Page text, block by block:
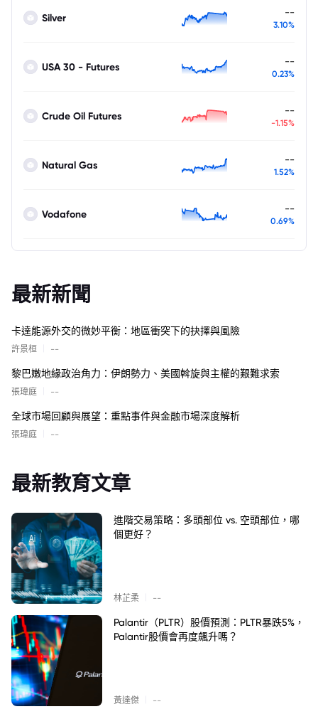
Silver --
3.10%
USA 30 - Futures --
0.23%
Crude Oil Futures --
-1.15%
Natural Gas --
1.52%
Vodafone --
0.69%
最新新聞
卡達能源外交的微妙平衡：地區衝突下的抉擇與風險
許景桓 --
黎巴嫩地緣政治角力：伊朗勢力、美國斡旋與主權的艱難求索
張瑋庭 --
全球市場回顧與展望：重點事件與金融市場深度解析
張瑋庭 --
最新教育文章
進階交易策略：多頭部位 vs. 空頭部位，哪
個更好？
林芷柔 --
Palantir（PLTR）股價預測：PLTR暴跌5%，
Palantir股價會再度飆升嗎？
黃達傑 --